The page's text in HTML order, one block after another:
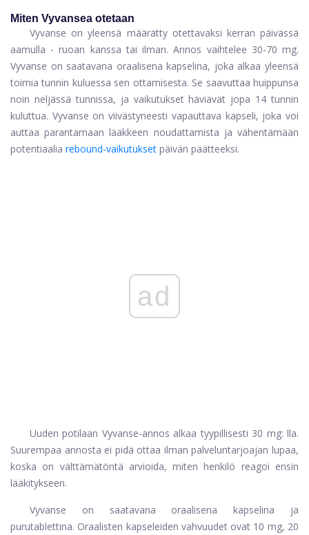
Miten Vyvansea otetaan
Vyvanse on yleensä määrätty otettavaksi kerran päivässä
aamulla - ruoan kanssa tai ilman. Annos vaihtelee 30-70 mg.
Vyvanse on saatavana oraalisena kapselina, joka alkaa yleensä
toimia tunnin kuluessa sen ottamisesta. Se saavuttaa huippunsa
noin neljässä tunnissa, ja vaikutukset häviävät jopa 14 tunnin
kuluttua. Vyvanse on viivästyneesti vapauttava kapseli, joka voi
auttaa parantamaan lääkkeen noudattamista ja vähentämään
potentiaalia rebound-vaikutukset päivän päätteeksi.
ad
Uuden potilaan Vyvanse-annos alkaa tyypillisesti 30 mg: lla.
Suurempaa annosta ei pidä ottaa ilman palveluntarjoajan lupaa,
koska on välttämätöntä arvioida, miten henkilö reagoi ensin
lääkitykseen.
Vyvanse on saatavana oraalisena kapselina ja
purutablettina. Oraalisten kapseleiden vahvuudet ovat 10 mg, 20